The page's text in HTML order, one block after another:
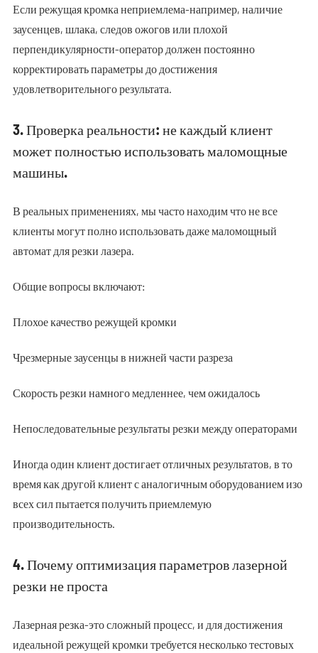
Если режущая кромка неприемлема-например, наличие
заусенцев, шлака, следов ожогов или плохой
перпендикулярности-оператор должен постоянно
корректировать параметры до достижения
удовлетворительного результата.
3. Проверка реальности: не каждый клиент
может полностью использовать маломощные
машины.
В реальных применениях, мы часто находим что не все
клиенты могут полно использовать даже маломощный
автомат для резки лазера.
Общие вопросы включают:
Плохое качество режущей кромки
Чрезмерные заусенцы в нижней части разреза
Скорость резки намного медленнее, чем ожидалось
Непоследовательные результаты резки между операторами
Иногда один клиент достигает отличных результатов, в то
время как другой клиент с аналогичным оборудованием изо
всех сил пытается получить приемлемую
производительность.
4. Почему оптимизация параметров лазерной
резки не проста
Лазерная резка-это сложный процесс, и для достижения
идеальной режущей кромки требуется несколько тестовых